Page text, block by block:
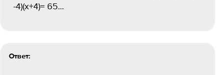
-4)(x+4)= 65...
Ответ: